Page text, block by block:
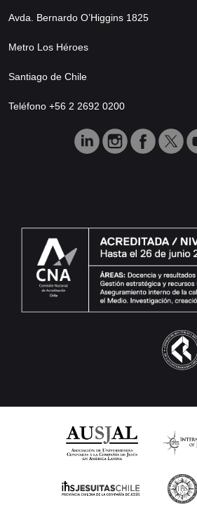
Avda. Bernardo O’Higgins 1825
Metro Los Héroes
Santiago de Chile
Teléfono +56 2 2692 0200